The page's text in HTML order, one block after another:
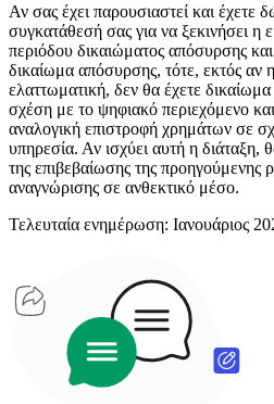
Αν σας έχει παρουσιαστεί και έχετε
συγκατάθεσή σας για να ξεκινήσει η
περιόδου δικαιώματος απόσυρσης
δικαίωμα απόσυρσης, τότε, εκτός αν
ελαττωματική, δεν θα έχετε
σχέση με το ψηφιακό περιεχόμενο
αναλογική επιστροφή χρημάτων σε
υπηρεσία. Αν ισχύει αυτή η διάταξη,
της επιβεβαίωσης της προηγούμενης
αναγνώρισης σε ανθεκτικό μέσο.
Τελευταία ενημέρωση: Ιανουάριος